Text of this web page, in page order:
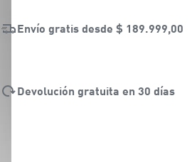
Envío gratis desde $ 189.999,00
Devolución gratuita en 30 días